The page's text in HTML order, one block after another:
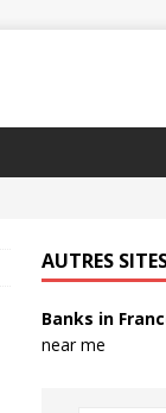
AUTRES
Banks in
near me